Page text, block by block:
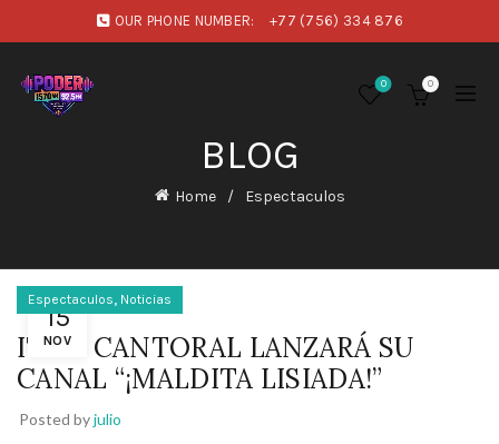
OUR PHONE NUMBER: +77 (756) 334 876
0 0
BLOG
Home Espectaculos
15
NOV
Espectaculos, Noticias
ITATÍ CANTORAL LANZARÁ SU
CANAL “¡MALDITA LISIADA!”
Posted byjulio